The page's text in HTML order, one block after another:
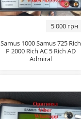
5 000 грн
Samus 1000 Samus 725 Rich
P 2000 Rich AC 5 Rich AD
Admiral